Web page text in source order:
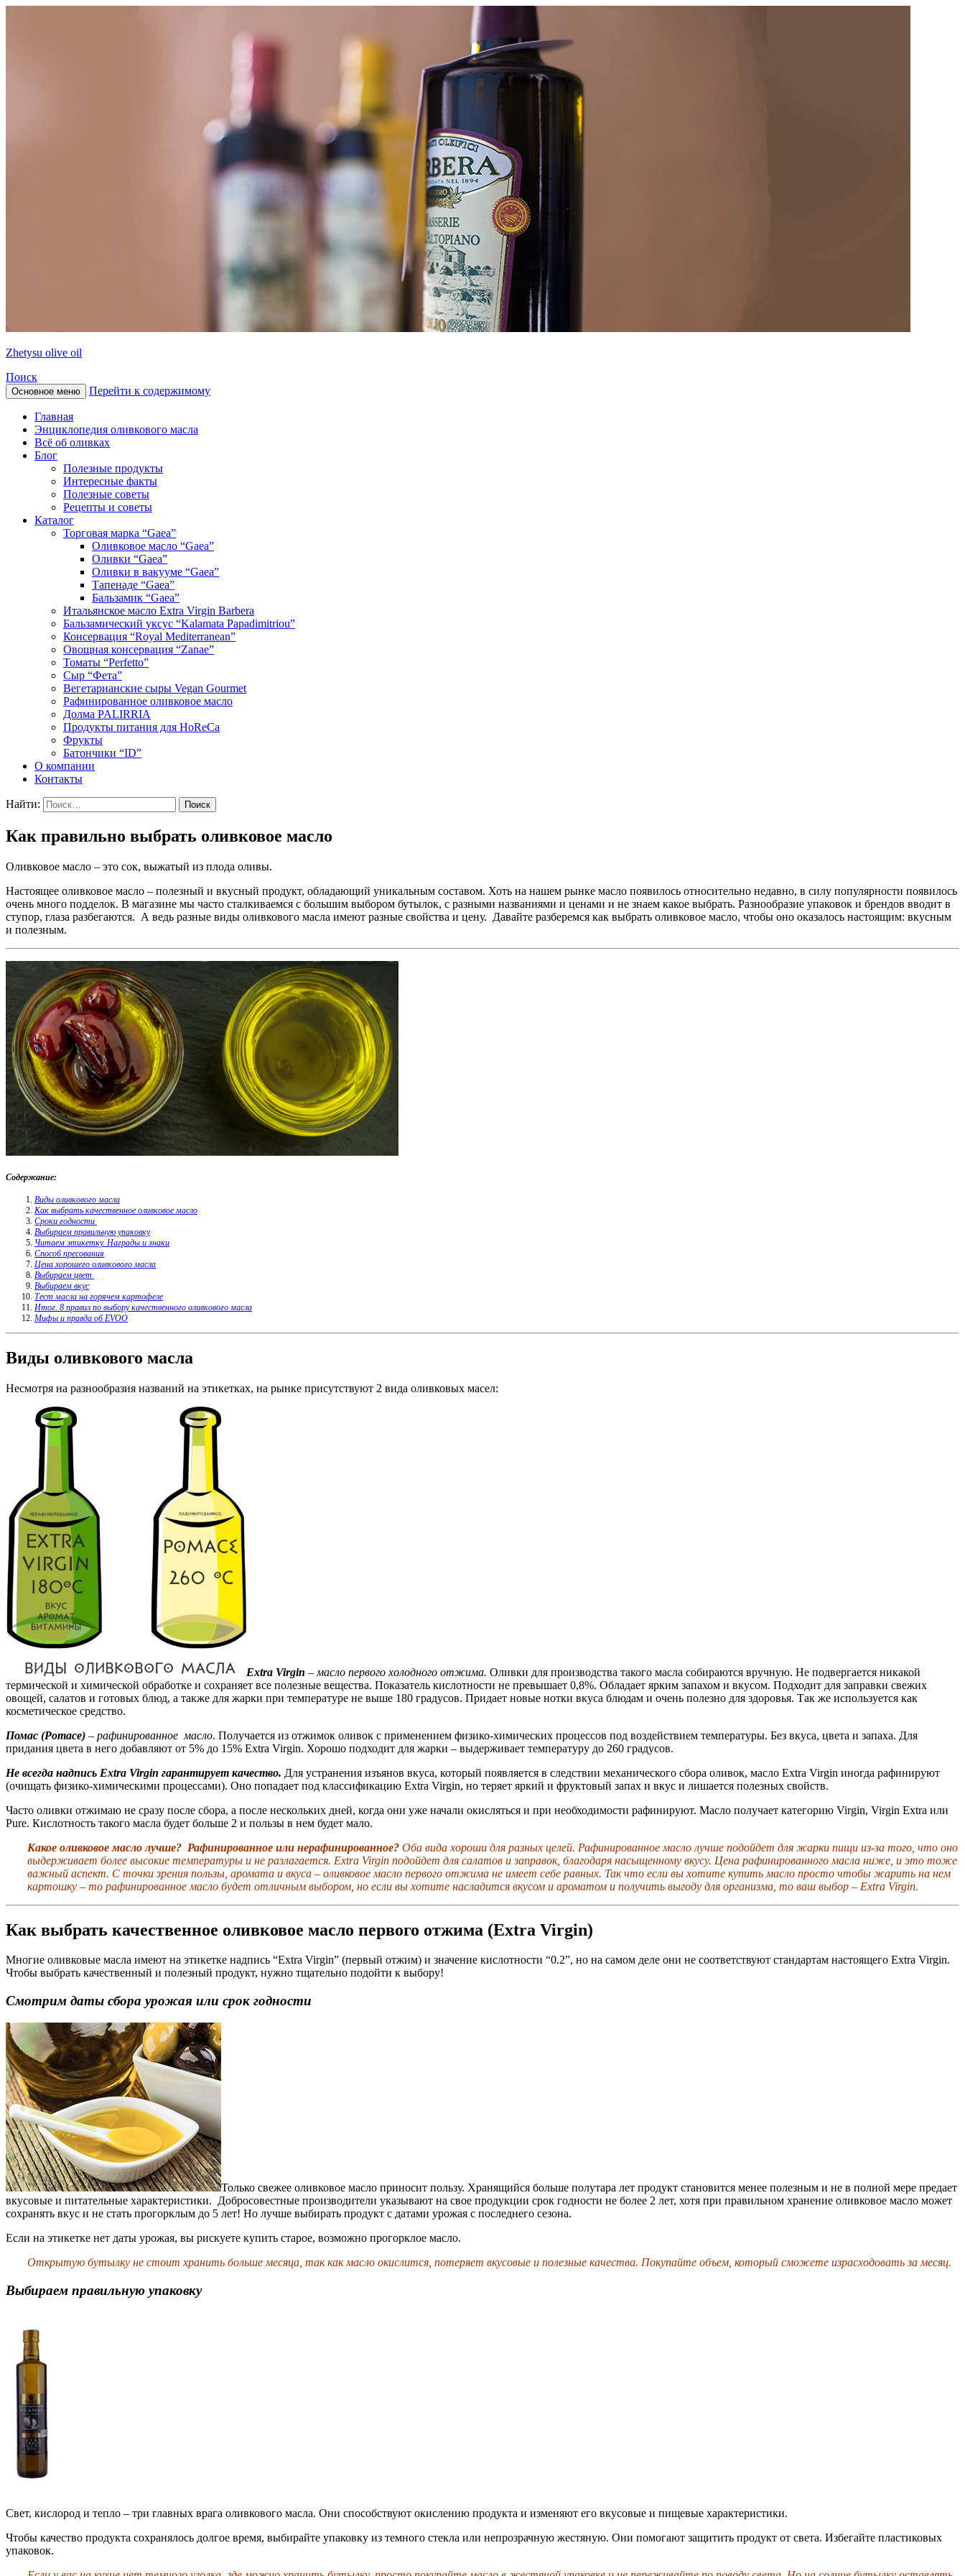
Zhetysu olive oil
Поиск
Основное меню Перейти к содержимому
Главная
Энциклопедия оливкового масла
Всё об оливках
Блог
Полезные продукты
Интересные факты
Полезные советы
Рецепты и советы
Каталог
Торговая марка “Gaea”
Оливковое масло “Gaea”
Оливки “Gaea”
Оливки в вакууме “Gaea”
Тапенаде “Gaea”
Бальзамик “Gaea”
Итальянское масло Extra Virgin Barbera
Бальзамический уксус “Kalamata Papadimitriou”
Консервация “Royal Mediterranean”
Овощная консервация “Zanae”
Томаты “Perfetto”
Сыр “Фета”
Вегетарианские сыры Vegan Gourmet
Рафинированное оливковое масло
Долма PALIRRIA
Продукты питания для HoReCa
Фрукты
Батончики “ID”
О компании
Контакты
Найти:
Как правильно выбрать оливковое масло
Оливковое масло – это сок, выжатый из плода оливы.
Настоящее оливковое масло – полезный и вкусный продукт, обладающий уникальным составом. Хоть на нашем рынке масло появилось относительно недавно, в силу популярности появилось
очень много подделок. В магазине мы часто сталкиваемся с большим выбором бутылок, с разными названиями и ценами и не знаем какое выбрать. Разнообразие упаковок и брендов вводит в
ступор, глаза разбегаются. А ведь разные виды оливкового масла имеют разные свойства и цену. Давайте разберемся как выбрать оливковое масло, чтобы оно оказалось настоящим: вкусным
и полезным.
Содержание:
Виды оливкового масла
Как выбрать качественное оливковое масло
Сроки годности
Выбираем правильную упаковку
Читаем этикетку. Награды и знаки
Способ пресования
Цена хорошего оливкового масла
Выбираем цвет
Выбираем вкус
Тест масла на горячем картофеле
Итог. 8 правил по выбору качественного оливкового масла
Мифы и правда об EVOO
Виды оливкового масла
Несмотря на разнообразия названий на этикетках, на рынке присутствуют 2 вида оливковых масел:
Extra Virgin – масло первого холодного отжима. Оливки для производства такого масла собираются вручную. Не подвергается никакой
термической и химической обработке и сохраняет все полезные вещества. Показатель кислотности не превышает 0,8%. Обладает ярким запахом и вкусом. Подходит для заправки свежих
овощей, салатов и готовых блюд, а также для жарки при температуре не выше 180 градусов. Придает новые нотки вкуса блюдам и очень полезно для здоровья. Так же используется как
косметическое средство.
Помас (Pomace) – рафинированное масло. Получается из отжимок оливок с применением физико-химических процессов под воздействием температуры. Без вкуса, цвета и запаха. Для
придания цвета в него добавляют от 5% до 15% Extra Virgin. Хорошо подходит для жарки – выдерживает температуру до 260 градусов.
Не всегда надпись Extra Virgin гарантирует качество. Для устранения изъянов вкуса, который появляется в следствии механического сбора оливок, масло Extra Virgin иногда рафинируют
(очищать физико-химическими процессами). Оно попадает под классификацию Extra Virgin, но теряет яркий и фруктовый запах и вкус и лишается полезных свойств.
Часто оливки отжимаю не сразу после сбора, а после нескольких дней, когда они уже начали окисляться и при необходимости рафинируют. Масло получает категорию Virgin, Virgin Extra или
Pure. Кислотность такого масла будет больше 2 и пользы в нем будет мало.
Какое оливковое масло лучше? Рафинированное или нерафинированное? Оба вида хороши для разных целей. Рафинированное масло лучше подойдет для жарки пищи из-за того, что оно
выдерживает более высокие температуры и не разлагается. Extra Virgin подойдет для салатов и заправок, благодаря насыщенному вкусу. Цена рафинированного масла ниже, и это тоже
важный аспект. С точки зрения пользы, аромата и вкуса – оливковое масло первого отжима не имеет себе равных. Так что если вы хотите купить масло просто чтобы жарить на нем
картошку – то рафинированное масло будет отличным выбором, но если вы хотите насладится вкусом и ароматом и получить выгоду для организма, то ваш выбор – Extra Virgin.
Как выбрать качественное оливковое масло первого отжима (Extra Virgin)
Многие оливковые масла имеют на этикетке надпись “Extra Virgin” (первый отжим) и значение кислотности “0.2”, но на самом деле они не соответствуют стандартам настоящего Extra Virgin.
Чтобы выбрать качественный и полезный продукт, нужно тщательно подойти к выбору!
Смотрим даты сбора урожая или срок годности
Только свежее оливковое масло приносит пользу. Хранящийся больше полутара лет продукт становится менее полезным и не в полной мере предает
вкусовые и питательные характеристики. Добросовестные производители указывают на свое продукции срок годности не более 2 лет, хотя при правильном хранение оливковое масло может
сохранять вкус и не стать прогорклым до 5 лет! Но лучше выбирать продукт с датами урожая с последнего сезона.
Если на этикетке нет даты урожая, вы рискуете купить старое, возможно прогорклое масло.
Открытую бутылку не стоит хранить больше месяца, так как масло окислится, потеряет вкусовые и полезные качества. Покупайте объем, который сможете израсходовать за месяц.
Выбираем правильную упаковку
Свет, кислород и тепло – три главных врага оливкового масла. Они способствуют окислению продукта и изменяют его вкусовые и пищевые характеристики.
Чтобы качество продукта сохранялось долгое время, выбирайте упаковку из темного стекла или непрозрачную жестяную. Они помогают защитить продукт от света. Избегайте пластиковых
упаковок.